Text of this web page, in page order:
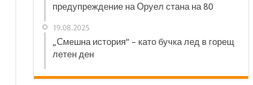
предупреждение на Оруел стана на 80
19.08.2025
„Смешна история“ – като бучка лед в горещ
летен ден